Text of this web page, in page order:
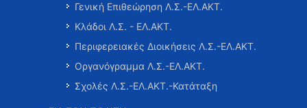
Γενική Επιθεώρηση Λ.Σ.-ΕΛ.ΑΚΤ.
Κλάδοι Λ.Σ. - ΕΛ.ΑΚΤ.
Περιφερειακές Διοικήσεις Λ.Σ.-ΕΛ.ΑΚΤ.
Οργανόγραμμα Λ.Σ.-ΕΛ.ΑΚΤ.
Σχολές Λ.Σ.-ΕΛ.ΑΚΤ.-Κατάταξη